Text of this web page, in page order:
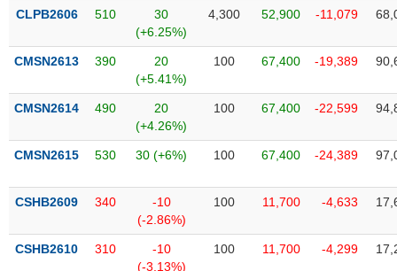
CLPB2606 510
30
(+6.25%)
4,300 52,900 -11,079
CMSN2613 390
20
(+5.41%)
100 67,400 -19,389
CMSN2614 490
20
(+4.26%)
100 67,400 -22,599
CMSN2615 530 30 (+6%) 100 67,400 -24,389
CSHB2609 340
-10
(-2.86%)
100 11,700 -4,633
CSHB2610 310
-10
(-3.13%)
100 11,700 -4,299
CÔNG
THÔNG
TIN
DỊCH
TRUYỀN
THÔNG